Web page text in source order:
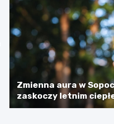
Zmienna aura w
zaskoczy letnim